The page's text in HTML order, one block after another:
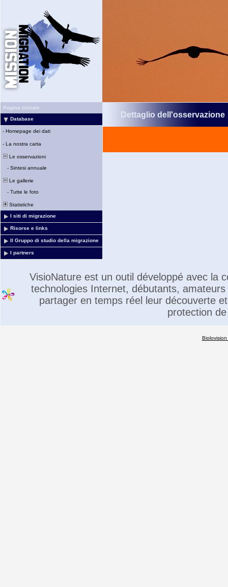
Pagina iniziale
Database
- Homepage dei dati
- La nostra carta
Le osservazioni
- Sintesi annuale
Le gallerie
- Tutte le foto
Statistiche
I siti di migrazione
Risorse e links
Il Gruppo di studio della migrazione
I partners
Dettaglio dell'osservazione
VisioNature est un outil développé avec la
technologies Internet, débutants,
partager en temps réel leur découverte
protection
Biolovision